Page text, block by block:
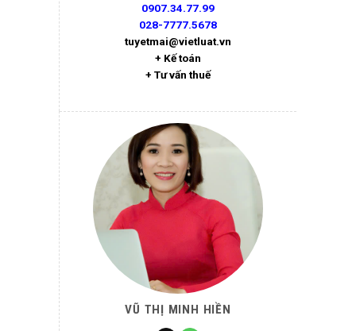
0907.34.77.99
028-7777.5678
tuyetmai@vietluat.vn
+ Kế toán
+ Tư vấn thuế
VŨ THỊ MINH HIỀN